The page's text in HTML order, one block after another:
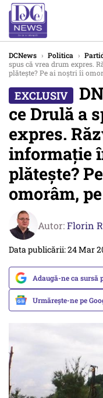
DCNews › Politica ›
spus că vrea drum expres.
plătește? Pe ai noștri îi
ce Drulă a
expres.
informație
plătește?
omorâm,
Autor:Florin
Data publicării: 24 Mar
Adaugă-ne ca sursă
Urmărește-ne pe